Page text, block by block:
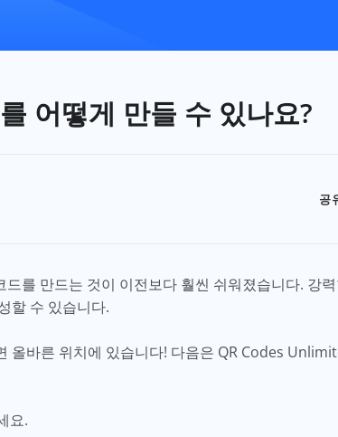
어떻게 만들 수 있나요?
공
를 만드는 것이 이전보다 훨씬 쉬워졌습니다. 강
할 수 있습니다.
올바른 위치에 있습니다! 다음은 QR Codes
요.